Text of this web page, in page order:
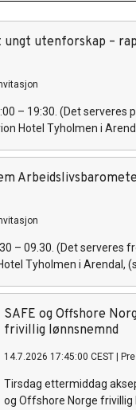
ungt utenforskap –
– 19:30. (Det serveres
Hotel Tyholmen i
– 09.30. (Det serveres
Tyholmen i Arendal,
SAFE og Offshore
frivillig lønnsnemnd
14.7.2026 17:45:00 CEST
Tirsdag ettermiddag
og Offshore Norge frivillig